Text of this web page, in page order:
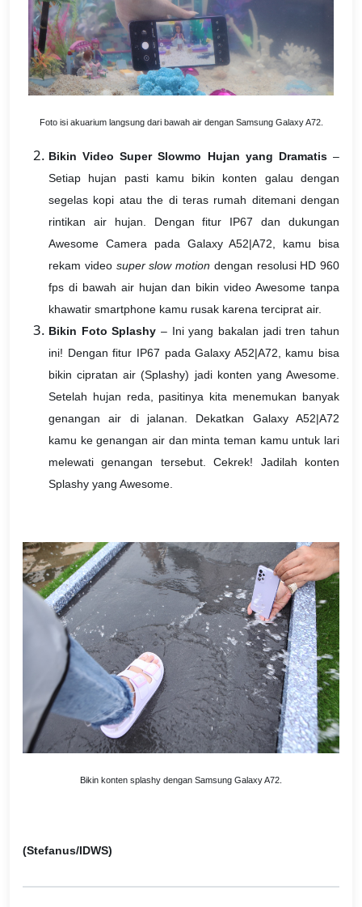
Foto isi akuarium langsung dari bawah air dengan Samsung Galaxy A72.
Bikin Video Super Slowmo Hujan yang Dramatis –
Setiap hujan pasti kamu bikin konten galau dengan
segelas kopi atau the di teras rumah ditemani dengan
rintikan air hujan. Dengan fitur IP67 dan dukungan
Awesome Camera pada Galaxy A52|A72, kamu bisa
rekam video super slow motion dengan resolusi HD 960
fps di bawah air hujan dan bikin video Awesome tanpa
khawatir smartphone kamu rusak karena terciprat air.
Bikin Foto Splashy – Ini yang bakalan jadi tren tahun
ini! Dengan fitur IP67 pada Galaxy A52|A72, kamu bisa
bikin cipratan air (Splashy) jadi konten yang Awesome.
Setelah hujan reda, pasitinya kita menemukan banyak
genangan air di jalanan. Dekatkan Galaxy A52|A72
kamu ke genangan air dan minta teman kamu untuk lari
melewati genangan tersebut. Cekrek! Jadilah konten
Splashy yang Awesome.
Bikin konten splashy dengan Samsung Galaxy A72.
(Stefanus/IDWS)